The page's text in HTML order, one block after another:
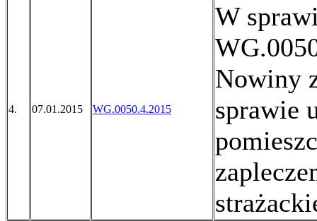
4. 07.01.2015 WG.0050.4.2015
W
Nowiny
sprawie